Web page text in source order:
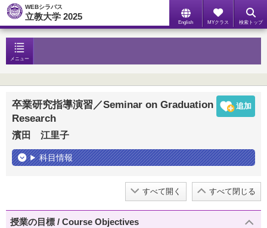
WEBシラバス
立教大学 2025
English MYクラス 検索トップ
メニュー
卒業研究指導演習／Seminar on Graduation
Research
濱田 江里子
科目情報
すべて開く すべて閉じる
授業の目標 / Course Objectives